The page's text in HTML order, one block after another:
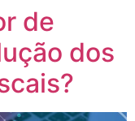
de
dos